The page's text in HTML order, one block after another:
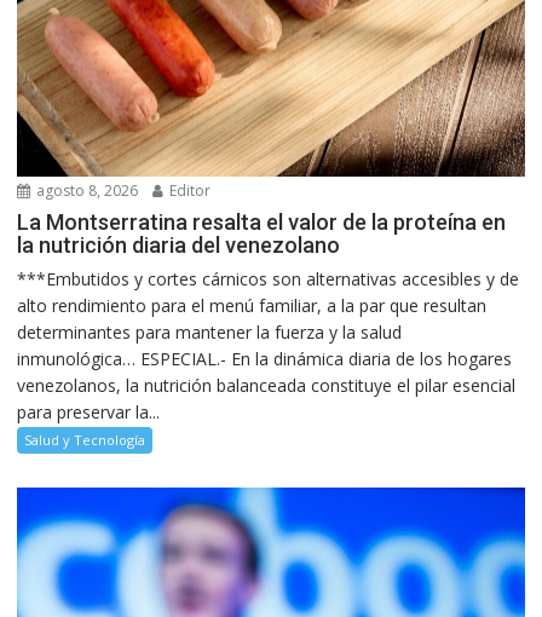
agosto 8, 2026 Editor
La Montserratina resalta el valor de la proteína en
la nutrición diaria del venezolano
***Embutidos y cortes cárnicos son alternativas accesibles y de
alto rendimiento para el menú familiar, a la par que resultan
determinantes para mantener la fuerza y la salud
inmunológica… ESPECIAL.- En la dinámica diaria de los hogares
venezolanos, la nutrición balanceada constituye el pilar esencial
para preservar la...
Salud y Tecnología